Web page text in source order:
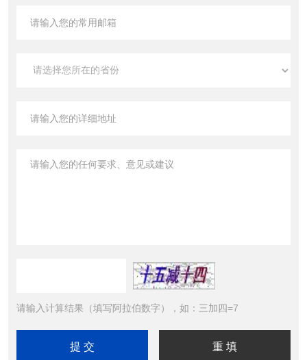
请输入计算结果（填写阿拉伯数字），如：三加四=7